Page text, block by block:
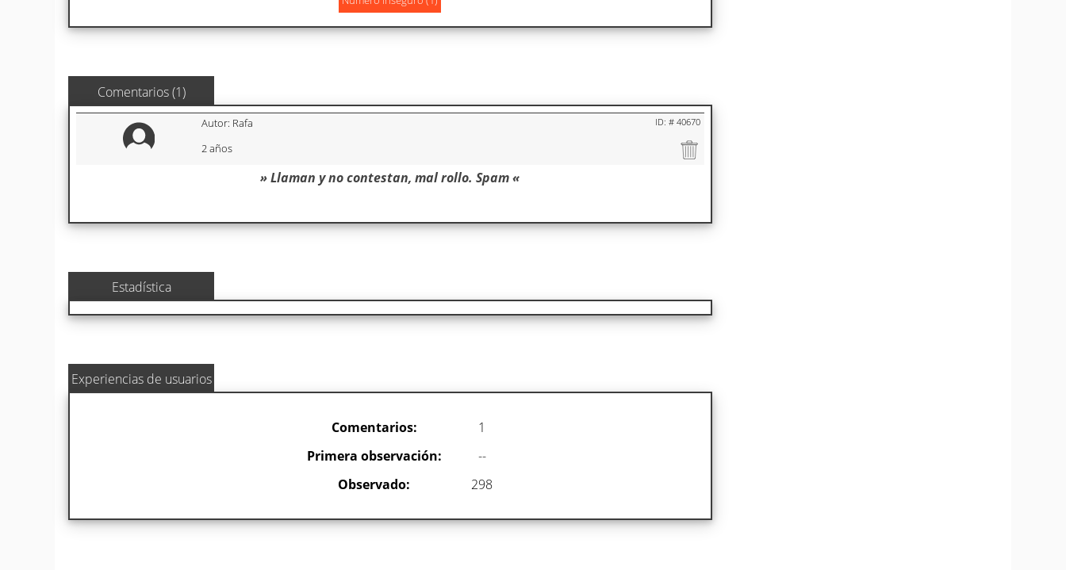
Comentarios (1)
Autor: Rafa
2 años
ID: # 40670
» Llaman y no contestan, mal rollo. Spam «
Estadística
Experiencias de usuarios
Comentarios:
1
Primera observación:
--
Observado:
298